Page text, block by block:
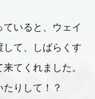
いると、ウェイ
して、しばらくす
てくれました。
りして！？